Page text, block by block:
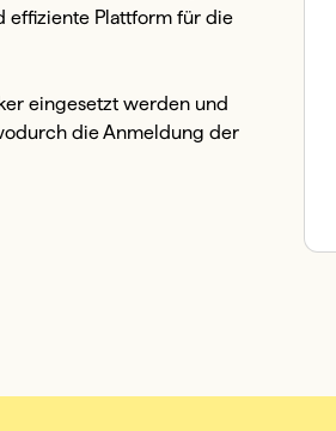
effiziente Plattform für die
eingesetzt werden und
die Anmeldung der